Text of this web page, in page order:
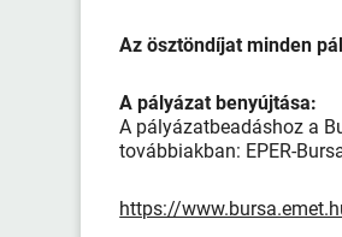
Az ösztöndíjat minden
A pályázat benyújtása:
A pályázatbeadáshoz a
továbbiakban: EPER-
https://